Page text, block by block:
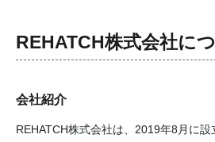
REHATCH株式会社に
会社紹介
REHATCH株式会社は、2019年8月に